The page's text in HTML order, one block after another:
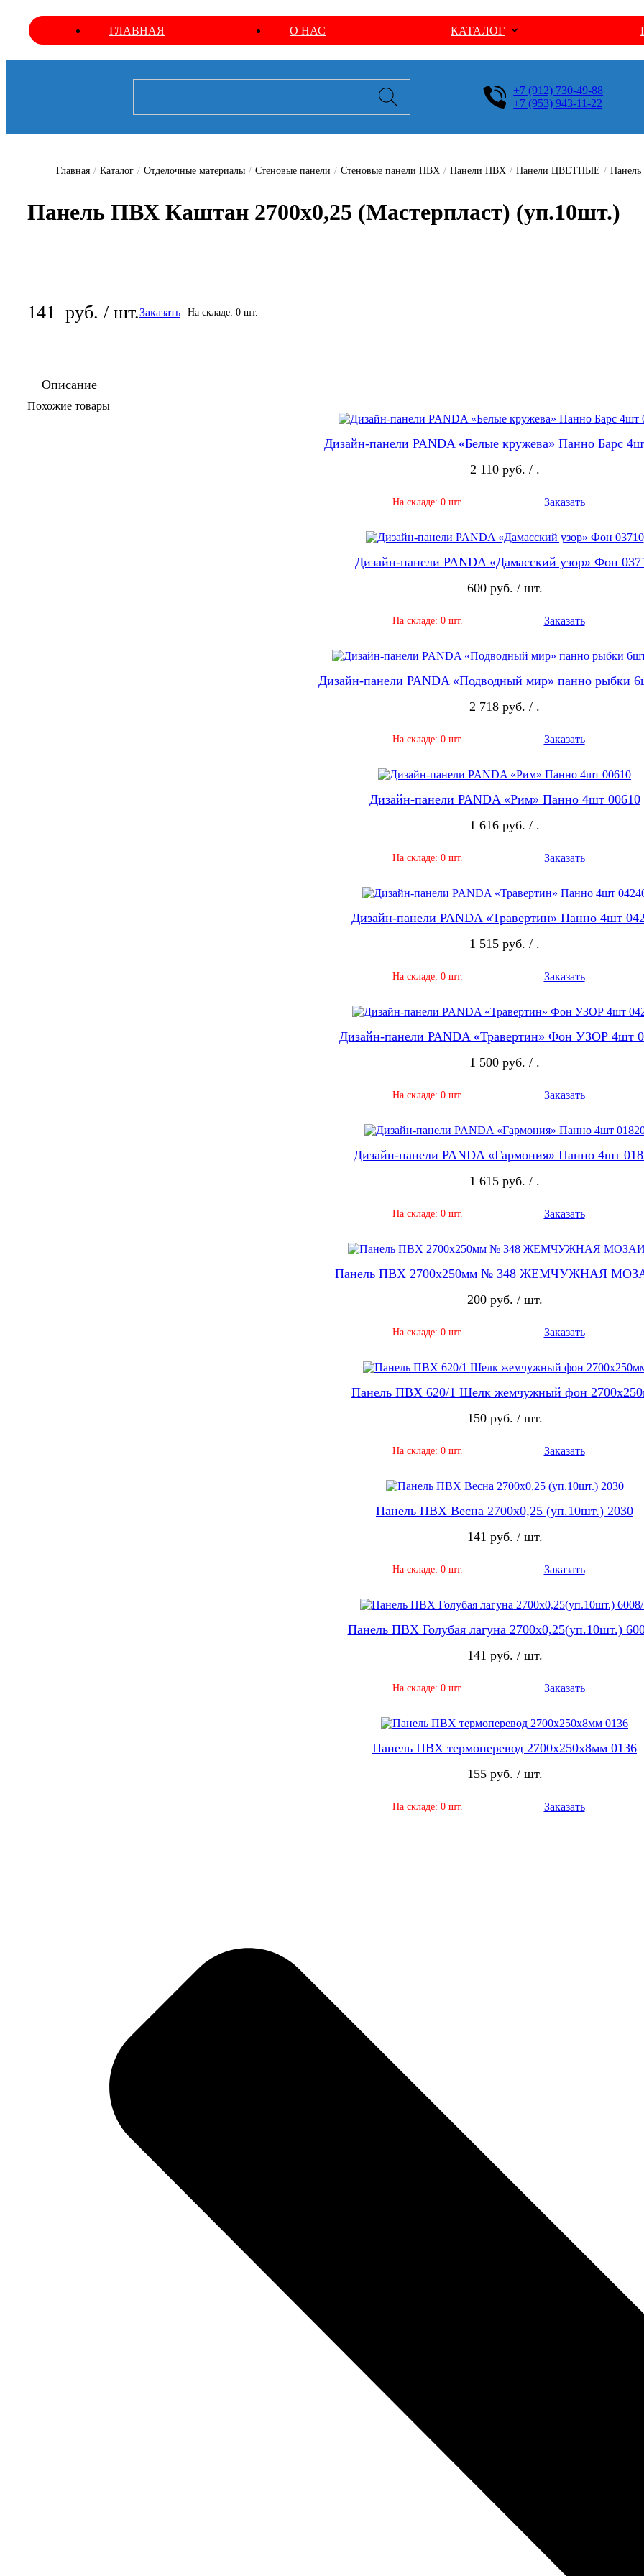
ГЛАВНАЯ О НАС КАТАЛОГ
+7 (912) 730-49-88
+7 (953) 943-11-22
Главная / Каталог / Отделочные материалы / Стеновые панели / Стеновые панели ПВХ / Панели ПВХ / Панели ЦВЕТНЫЕ /
Панель ПВХ Каштан 2700х0,25 (Мастерпласт) (уп.10шт.)
141 руб. / шт.Заказать На складе: 0 шт.
Описание
По­хо­жие то­ва­ры
Дизайн-панели PANDA «Белые кружева» Панно Барс
2 110 руб. / .
На складе: 0 шт. Заказать
Дизайн-панели PANDA «Дамасский узор» Фон
600 руб. / шт.
На складе: 0 шт. Заказать
Дизайн-панели PANDA «Подводный мир» панно рыбки
2 718 руб. / .
На складе: 0 шт. Заказать
Дизайн-панели PANDA «Рим» Панно 4шт 00610
1 616 руб. / .
На складе: 0 шт. Заказать
Дизайн-панели PANDA «Травертин» Панно 4шт
1 515 руб. / .
На складе: 0 шт. Заказать
Дизайн-панели PANDA «Травертин» Фон УЗОР 4шт
1 500 руб. / .
На складе: 0 шт. Заказать
Дизайн-панели PANDA «Гармония» Панно 4шт
1 615 руб. / .
На складе: 0 шт. Заказать
Панель ПВХ 2700х250мм № 348 ЖЕМЧУЖНАЯ
200 руб. / шт.
На складе: 0 шт. Заказать
Панель ПВХ 620/1 Шелк жемчужный фон
150 руб. / шт.
На складе: 0 шт. Заказать
Панель ПВХ Весна 2700х0,25 (уп.10шт.) 2030
141 руб. / шт.
На складе: 0 шт. Заказать
Панель ПВХ Голубая лагуна 2700х0,25(уп.10шт.)
141 руб. / шт.
На складе: 0 шт. Заказать
Панель ПВХ термоперевод 2700х250х8мм 0136
155 руб. / шт.
На складе: 0 шт. Заказать